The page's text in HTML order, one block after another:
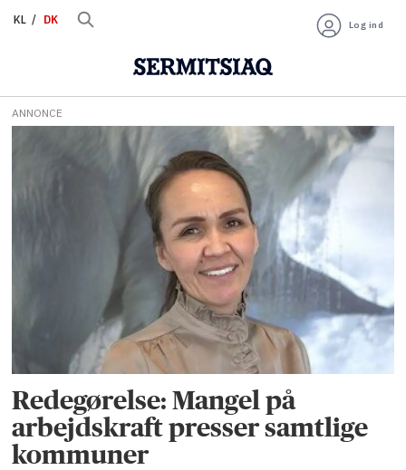
KL DK Log ind
Tag:
arbejdsmarked
ANNONCE
Redegørelse: Mangel på
arbejdskraft presser samtlige
kommuner